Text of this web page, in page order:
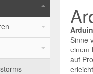
Sinne
einem
auf